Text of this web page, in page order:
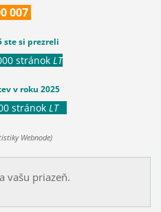
007
ste si prezreli
stránok LT
v roku 2025
stránok LT
Webnode)
vašu priazeň.